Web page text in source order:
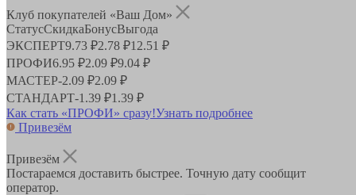
Клуб покупателей «Ваш Дом»
СтатусСкидкаБонусВыгода
ЭКСПЕРТ9.73 ₽2.78 ₽12.51 ₽
ПРОФИ6.95 ₽2.09 ₽9.04 ₽
МАСТЕР-2.09 ₽2.09 ₽
СТАНДАРТ-1.39 ₽1.39 ₽
Как стать «ПРОФИ» сразу!Узнать подробнее
Привезём
Привезём
Постараемся доставить быстрее. Точную дату сообщит
оператор.